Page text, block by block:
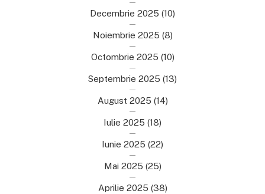
Decembrie 2025 (10)
Noiembrie 2025 (8)
Octombrie 2025 (10)
Septembrie 2025 (13)
August 2025 (14)
Iulie 2025 (18)
Iunie 2025 (22)
Mai 2025 (25)
Aprilie 2025 (38)